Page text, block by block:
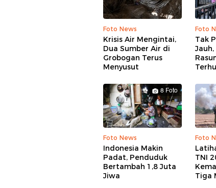
Foto News
Krisis Air Mengintai,
Dua Sumber Air di
Grobogan Terus
Menyusut
Foto
Tak
Jauh,
8 Foto
Foto News
Indonesia Makin
Padat, Penduduk
Bertambah 1,8 Juta
Jiwa
Foto
TNI
Tiga